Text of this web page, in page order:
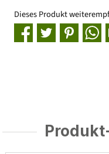
Dieses Produkt